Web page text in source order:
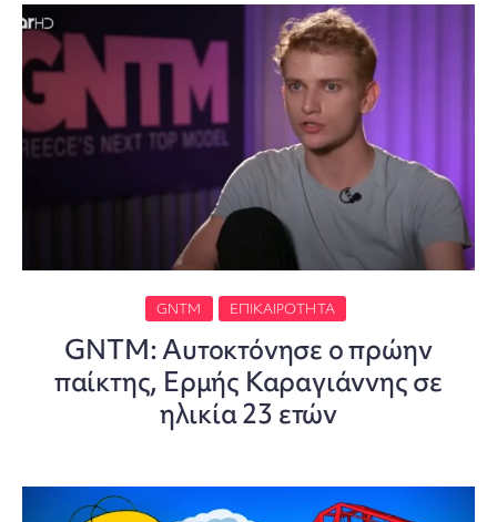
GNTM ΕΠΙΚΑΙΡΌΤΗΤΑ
GNTM: Αυτοκτόνησε ο πρώην
παίκτης, Ερμής Καραγιάννης σε
ηλικία 23 ετών